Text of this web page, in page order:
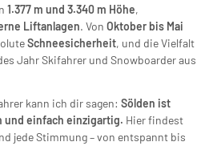
1.377 m und 3.340 m Höhe,
Liftanlagen. Von Oktober bis Mai
Schneesicherheit, und die Vielfalt
Jahr Skifahrer und Snowboarder aus
kann ich dir sagen: Sölden ist
und einfach einzigartig. Hier findest
jede Stimmung – von entspannt bis